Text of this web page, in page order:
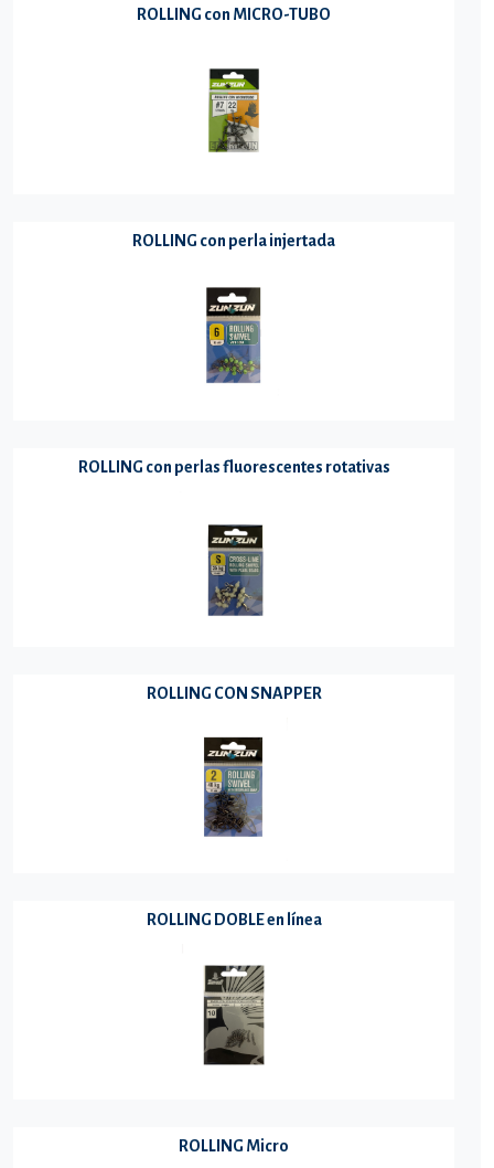
ROLLING con MICRO-TUBO
ROLLING con perla injertada
ROLLING con perlas fluorescentes rotativas
ROLLING CON SNAPPER
ROLLING DOBLE en línea
ROLLING Micro